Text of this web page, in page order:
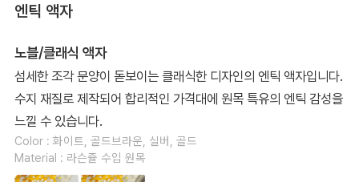
엔틱 액자
노블/클래식 액자
섬세한 조각 문양이 돋보이는 클래식한 디자인의 엔틱 액자입니다.
수지 재질로 제작되어 합리적인 가격대에 원목 특유의 엔틱 감성을
느낄 수 있습니다.
Color : 화이트, 골드브라운, 실버, 골드
Material : 라슨쥴 수입 원목